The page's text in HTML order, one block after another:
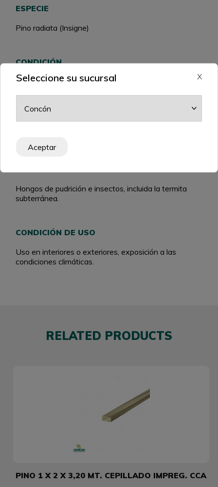
Seleccione su sucursal X
Aceptar
ESPECIE
Pino radiata (Insigne)
CONDICIÓN
Sin secado posterior a impregnación
Hongos de pudrición e insectos, incluida la termita
subterránea.
CONDICIÓN DE USO
Uso en interiores o exteriores, exposición a las
condiciones climáticas.
RELATED PRODUCTS
PINO 1 X 2 X 3,20 MT. CEPILLADO IMPREG. CCA